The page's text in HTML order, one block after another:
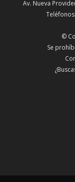
Av. Nueva
©
Se